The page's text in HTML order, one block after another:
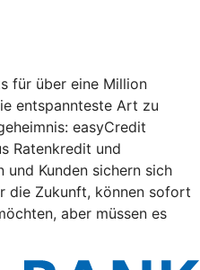
für über eine Million
entspannteste Art zu
easyCredit
Ratenkredit und
und Kunden sichern sich
die Zukunft, können sofort
aber müssen es